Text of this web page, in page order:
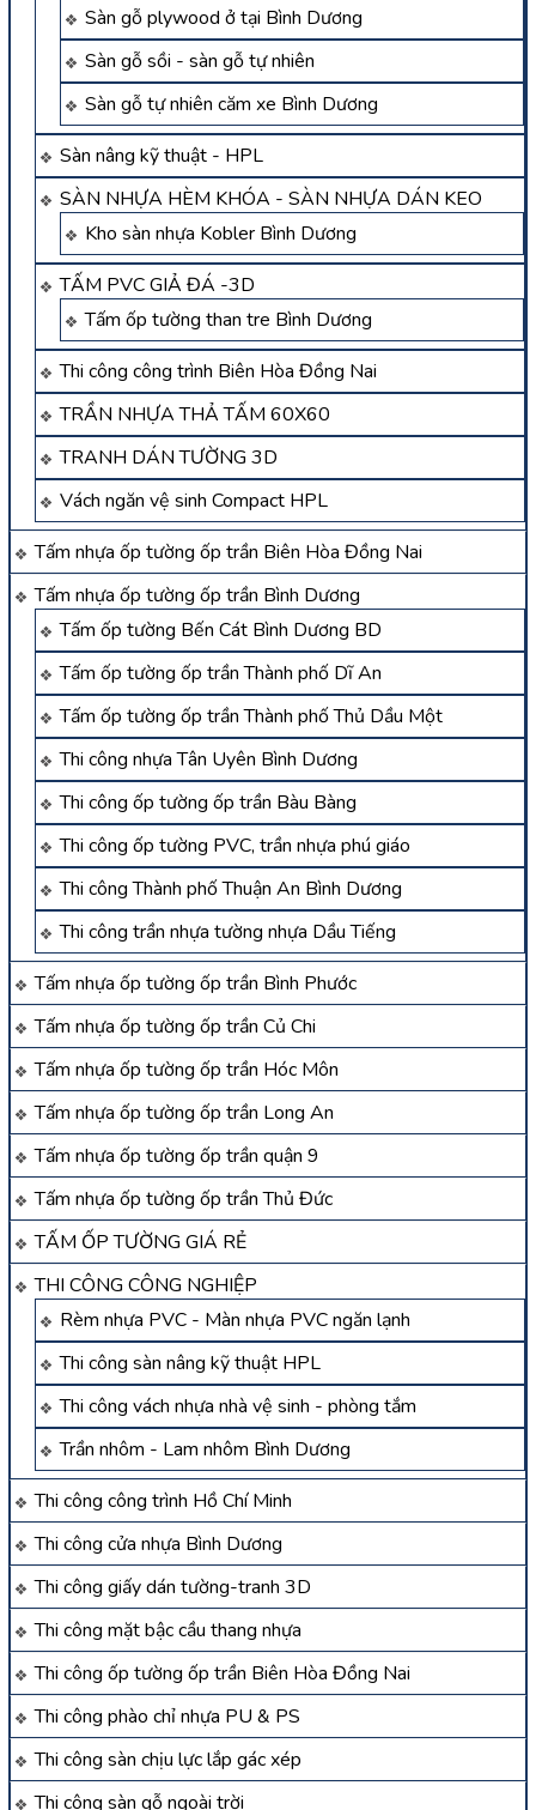
Sàn gỗ plywood ở tại Bình Dương
Sàn gỗ sồi - sàn gỗ tự nhiên
Sàn gỗ tự nhiên căm xe Bình Dương
Sàn nâng kỹ thuật - HPL
SÀN NHỰA HÈM KHÓA - SÀN NHỰA DÁN KEO
Kho sàn nhựa Kobler Bình Dương
TẤM PVC GIẢ ĐÁ -3D
Tấm ốp tường than tre Bình Dương
Thi công công trình Biên Hòa Đồng Nai
TRẦN NHỰA THẢ TẤM 60X60
TRANH DÁN TƯỜNG 3D
Vách ngăn vệ sinh Compact HPL
Tấm nhựa ốp tường ốp trần Biên Hòa Đồng Nai
Tấm nhựa ốp tường ốp trần Bình Dương
Tấm ốp tường Bến Cát Bình Dương BD
Tấm ốp tường ốp trần Thành phố Dĩ An
Tấm ốp tường ốp trần Thành phố Thủ Dầu Một
Thi công nhựa Tân Uyên Bình Dương
Thi công ốp tường ốp trần Bàu Bàng
Thi công ốp tường PVC, trần nhựa phú giáo
Thi công Thành phố Thuận An Bình Dương
Thi công trần nhựa tường nhựa Dầu Tiếng
Tấm nhựa ốp tường ốp trần Bình Phước
Tấm nhựa ốp tường ốp trần Củ Chi
Tấm nhựa ốp tường ốp trần Hóc Môn
Tấm nhựa ốp tường ốp trần Long An
Tấm nhựa ốp tường ốp trần quận 9
Tấm nhựa ốp tường ốp trần Thủ Đức
TẤM ỐP TƯỜNG GIÁ RẺ
THI CÔNG CÔNG NGHIỆP
Rèm nhựa PVC - Màn nhựa PVC ngăn lạnh
Thi công sàn nâng kỹ thuật HPL
Thi công vách nhựa nhà vệ sinh - phòng tắm
Trần nhôm - Lam nhôm Bình Dương
Thi công công trình Hồ Chí Minh
Thi công cửa nhựa Bình Dương
Thi công giấy dán tường-tranh 3D
Thi công mặt bậc cầu thang nhựa
Thi công ốp tường ốp trần Biên Hòa Đồng Nai
Thi công phào chỉ nhựa PU & PS
Thi công sàn chịu lực lắp gác xép
Thi công sàn gỗ ngoài trời